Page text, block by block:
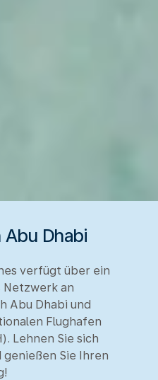
Dhabi
verfügt über ein
an
Abu Dhabi und
Flughafen
Lehnen Sie sich
Sie Ihren